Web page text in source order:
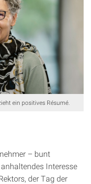
ein positives Résumé.
– bunt
Interesse
der Tag der